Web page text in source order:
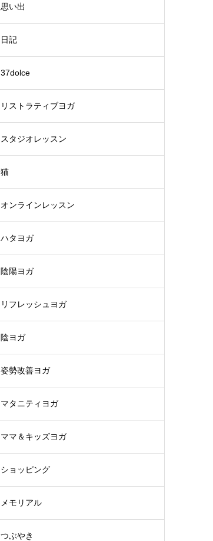
思い出
日記
37dolce
リストラティブヨガ
スタジオレッスン
猫
オンラインレッスン
ハタヨガ
陰陽ヨガ
リフレッシュヨガ
陰ヨガ
姿勢改善ヨガ
マタニティヨガ
ママ＆キッズヨガ
ショッピング
メモリアル
つぶやき